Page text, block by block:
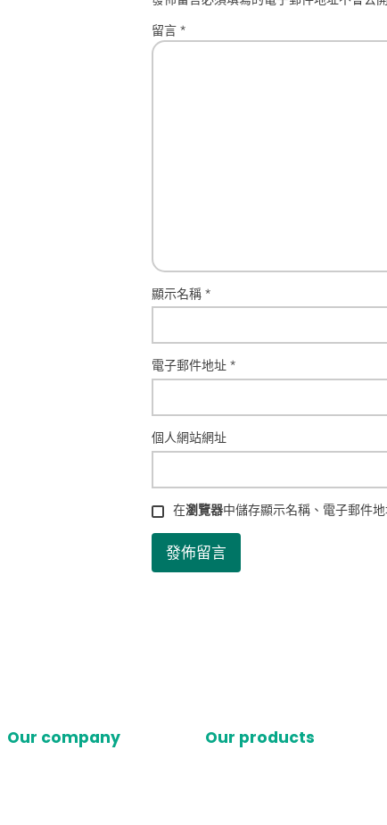
留言 *
顯示名稱 *
電子郵件地址 *
個人網站網址
在瀏覽器中儲存顯示名稱、電子郵件
Our company Our products